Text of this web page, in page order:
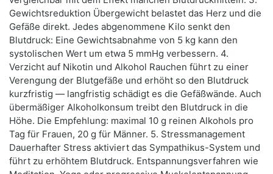
Gewichtsreduktion Übergewicht belastet das Herz und die
Gefäße direkt. Jedes abgenommene Kilo senkt den
Blutdruck: Eine Gewichtsabnahme von 5 kg kann den
systolischen Wert um etwa 5 mmHg verbessern. 4.
Verzicht auf Nikotin und Alkohol Rauchen führt zu einer
Verengung der Blutgefäße und erhöht so den Blutdruck
kurzfristig — langfristig schädigt es die Gefäßwände. Auch
übermäßiger Alkoholkonsum treibt den Blutdruck in die
Höhe. Die Empfehlung: maximal 10 g reinen Alkohols pro
Tag für Frauen, 20 g für Männer. 5. Stressmanagement
Dauerhafter Stress aktiviert das Sympathikus-System und
führt zu erhöhtem Blutdruck. Entspannungsverfahren wie